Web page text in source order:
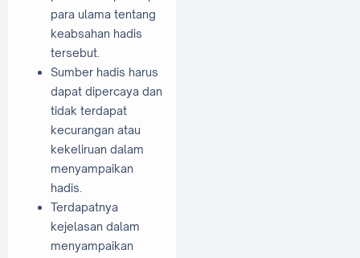
para ulama tentang
keabsahan hadis
tersebut.
Sumber hadis harus
dapat dipercaya dan
tidak terdapat
kecurangan atau
kekeliruan dalam
menyampaikan
hadis.
Terdapatnya
kejelasan dalam
menyampaikan